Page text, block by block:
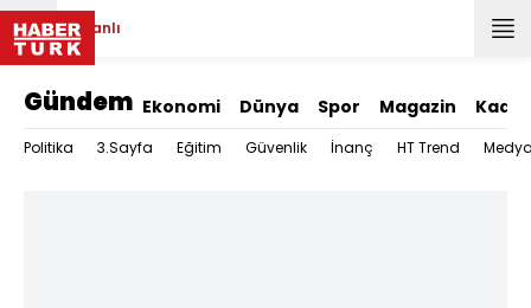
Canlı
Gündem Ekonomi Dünya Spor Magazin Kadın
Politika 3.Sayfa Eğitim Güvenlik İnanç HT Trend